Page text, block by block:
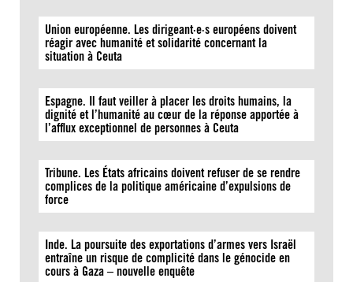
Union européenne. Les dirigeant·e·s européens doivent
réagir avec humanité et solidarité concernant la
situation à Ceuta
Espagne. Il faut veiller à placer les droits humains, la
dignité et l’humanité au cœur de la réponse apportée à
l’afflux exceptionnel de personnes à Ceuta
Tribune. Les États africains doivent refuser de se rendre
complices de la politique américaine d’expulsions de
force
Inde. La poursuite des exportations d’armes vers Israël
entraîne un risque de complicité dans le génocide en
cours à Gaza – nouvelle enquête